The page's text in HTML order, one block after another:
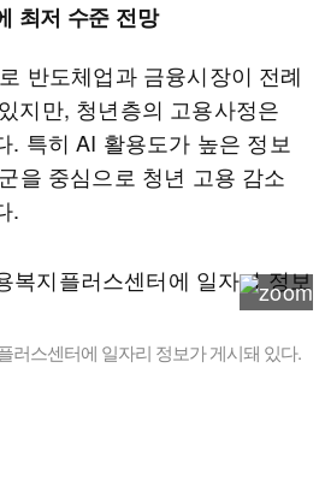
최저 수준 전망
반도체업과 금융시장이 전례
지만, 청년층의 고용사정은
. 특히 AI 활용도가 높은 정보
을 중심으로 청년 고용 감소
.
러스센터에 일자리 정보가 게시돼 있다.